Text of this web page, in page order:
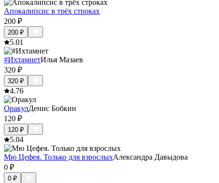
Апокалипсис в трёх строках
200 ₽
200 ₽
5.01
#ИхтамнетИлья Мазаев
320 ₽
320 ₽
4.76
ОракулДенис Бобкин
120 ₽
120 ₽
5.04
Мю Цефея. Только для взрослыхАлександра Давыдова
0 ₽
0 ₽